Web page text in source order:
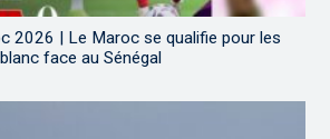
2026 | Le Maroc se qualifie pour les
face au Sénégal